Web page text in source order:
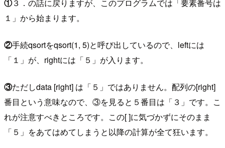
①３．の話に戻りますが、このプログラムでは「要素番号は
１」から始まります。
②手続qsortをqsort(1, 5)と呼び出しているので、leftには
「１」が、rightには「５」が入ります。
③ただしdata [right] は「５」ではありません。配列の[right]
番目という意味なので、③を見ると５番目は「３」です。こ
れが注意すべきところです。この[ ]に気づかずにそのまま
「５」をあてはめてしまうと以降の計算が全て狂います。